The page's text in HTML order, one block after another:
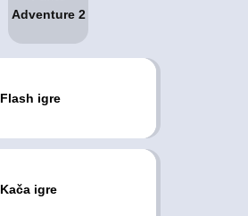
Flash igre
Kača igre